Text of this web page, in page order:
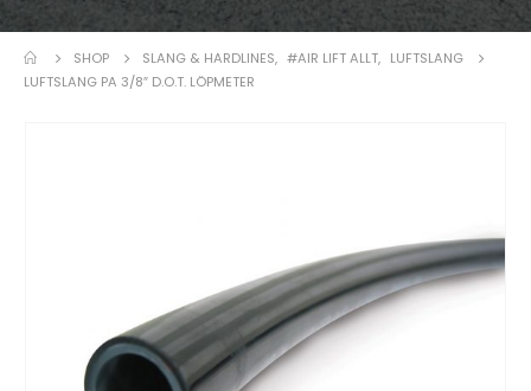
SHOP SLANG & HARDLINES, #AIR LIFT ALLT, LUFTSLANG
LUFTSLANG PA 3/8″ D.O.T. LÖPMETER